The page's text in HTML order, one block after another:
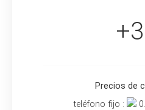
Precios de
teléfono fijo :